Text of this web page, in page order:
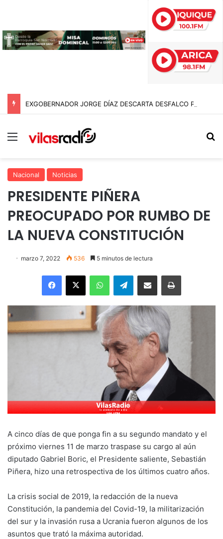
Menú
Nacional Noticias
PRESIDENTE PIÑERA
PREOCUPADO POR RUMBO DE
LA NUEVA CONSTITUCIÓN
marzo 7, 2022 536 5 minutos de lectura
Facebook
X WhatsAppTelegramEnviar vía email Imprimir
A cinco días de que ponga fin a su segundo mandato y el
próximo viernes 11 de marzo traspase su cargo al aún
diputado Gabriel Boric, el Presidente saliente, Sebastián
Piñera, hizo una retrospectiva de los últimos cuatro años.
La crisis social de 2019, la redacción de la nueva
Constitución, la pandemia del Covid-19, la militarización
del sur y la invasión rusa a Ucrania fueron algunos de los
asuntos que trató la máxima autoridad.